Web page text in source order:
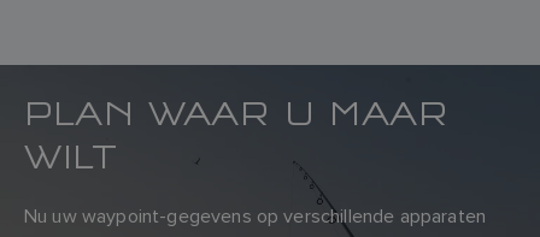
PLAN WAAR U MAAR
WILT
Nu uw waypoint-gegevens op verschillende apparaten